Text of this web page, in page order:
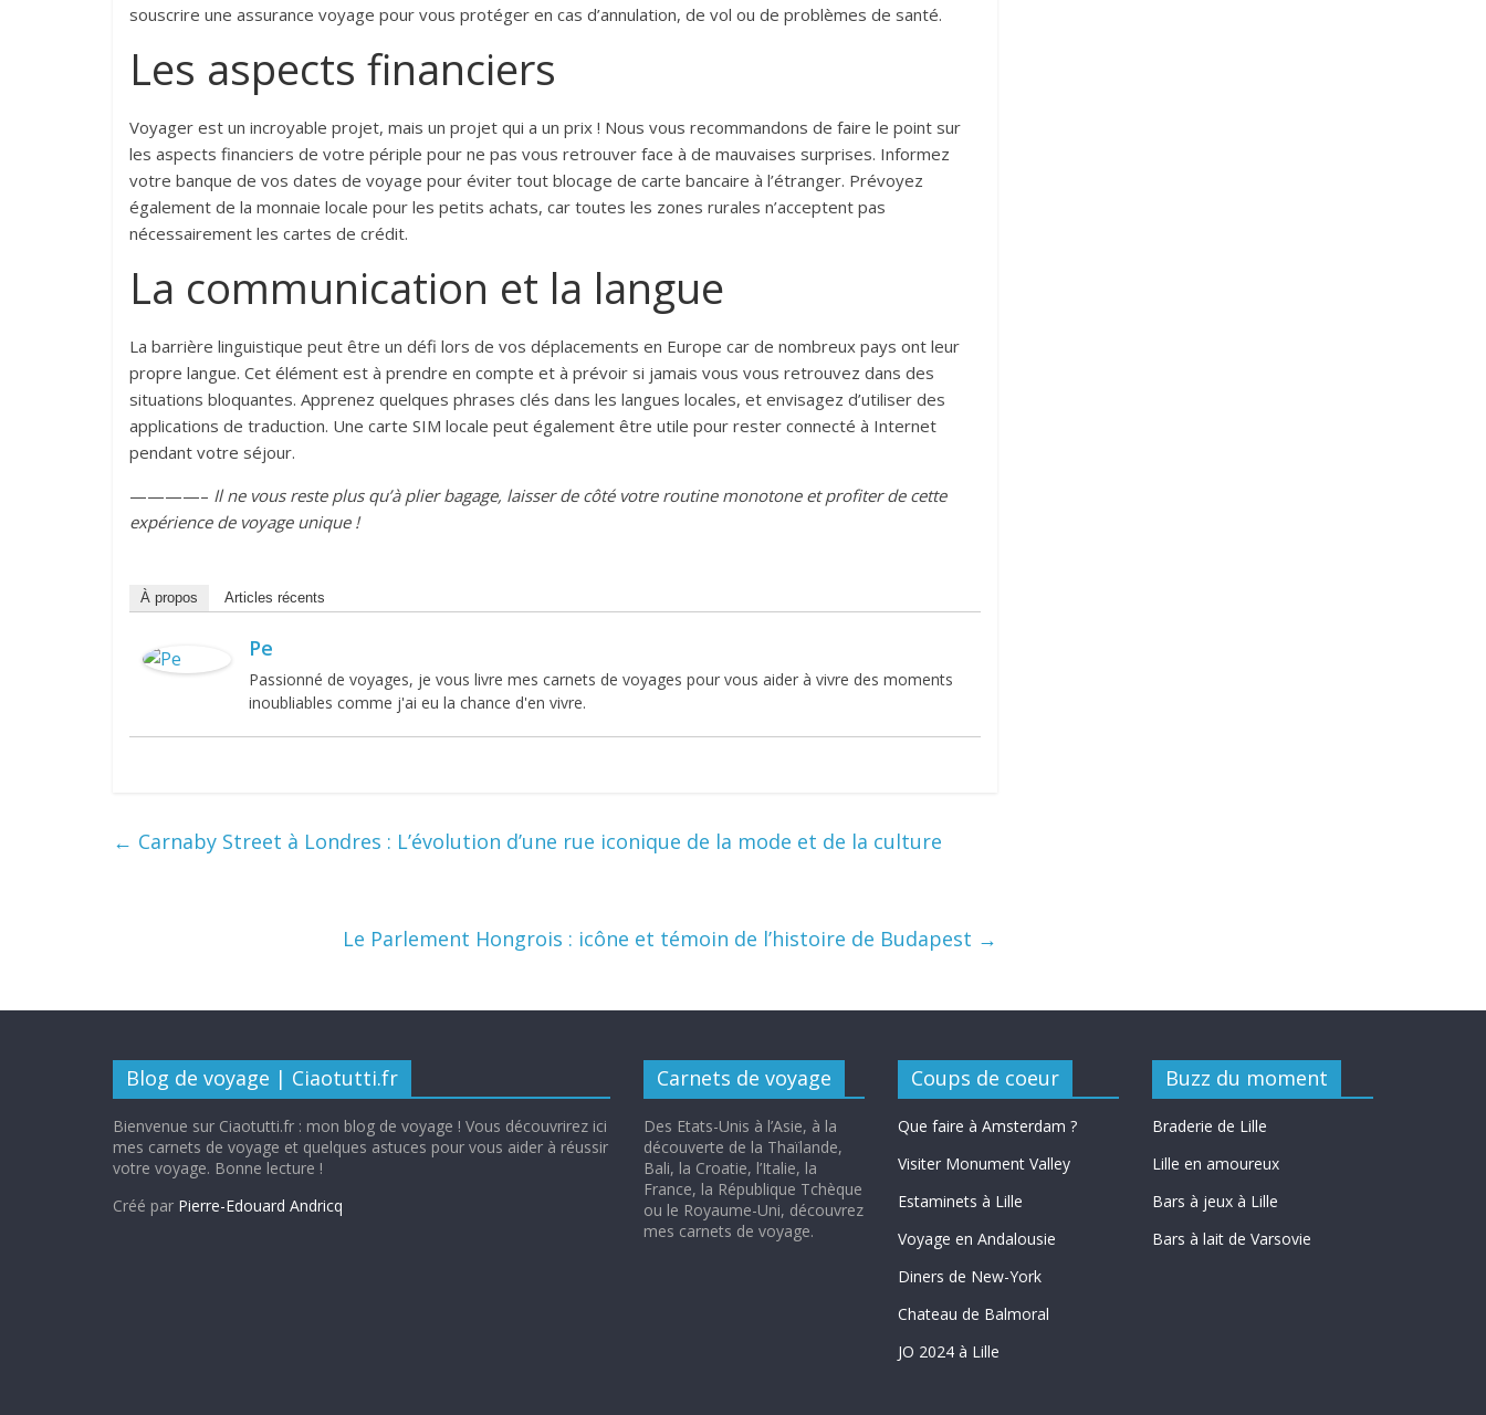
souscrire une assurance voyage pour vous protéger en cas d’annulation, de vol ou de problèmes de santé.
Les aspects financiers
Voyager est un incroyable projet, mais un projet qui a un prix ! Nous vous recommandons de faire le point sur
les aspects financiers de votre périple pour ne pas vous retrouver face à de mauvaises surprises. Informez
votre banque de vos dates de voyage pour éviter tout blocage de carte bancaire à l’étranger. Prévoyez
également de la monnaie locale pour les petits achats, car toutes les zones rurales n’acceptent pas
nécessairement les cartes de crédit.
La communication et la langue
La barrière linguistique peut être un défi lors de vos déplacements en Europe car de nombreux pays ont leur
propre langue. Cet élément est à prendre en compte et à prévoir si jamais vous vous retrouvez dans des
situations bloquantes. Apprenez quelques phrases clés dans les langues locales, et envisagez d’utiliser des
applications de traduction. Une carte SIM locale peut également être utile pour rester connecté à Internet
pendant votre séjour.
————– Il ne vous reste plus qu’à plier bagage, laisser de côté votre routine monotone et profiter de cette
expérience de voyage unique !
À propos Articles récents
Pe
Passionné de voyages, je vous livre mes carnets de voyages pour vous aider à vivre des moments
inoubliables comme j'ai eu la chance d'en vivre.
← Carnaby Street à Londres : L’évolution d’une rue iconique de la mode et de la culture
Le Parlement Hongrois : icône et témoin de l’histoire de Budapest →
Blog de voyage | Ciaotutti.fr
Bienvenue sur Ciaotutti.fr : mon blog de voyage ! Vous découvrirez ici
mes carnets de voyage et quelques astuces pour vous aider à réussir
votre voyage. Bonne lecture !
Créé par Pierre-Edouard Andricq
Carnets de voyage
Des Etats-Unis à l’Asie, à la
découverte de la Thaïlande,
Bali, la Croatie, l’Italie, la
France, la République Tchèque
ou le Royaume-Uni, découvrez
mes carnets de voyage.
Coups de coeur
Que faire à Amsterdam ?
Visiter Monument Valley
Estaminets à Lille
Voyage en Andalousie
Diners de New-York
Chateau de Balmoral
JO 2024 à Lille
Buzz du moment
Braderie de Lille
Lille en amoureux
Bars à jeux à Lille
Bars à lait de Varsovie